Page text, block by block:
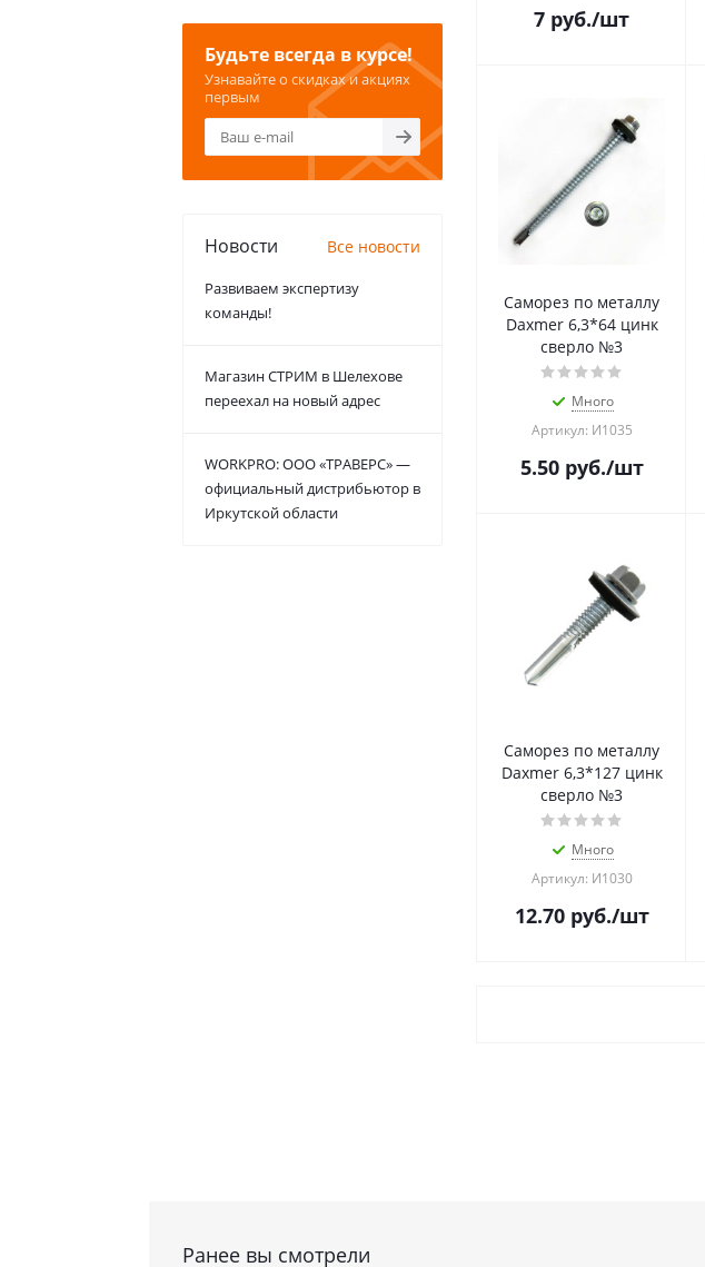
7 руб./шт
Саморез по металлу
Daxmer 6,3*64 цинк
сверло №3
Много
Артикул: И1035
5.50руб./шт
Саморез по металлу
Daxmer 6,3*127 цинк
сверло №3
Много
Артикул: И1030
12.70руб./шт
Будьте всегда в курсе!
Узнавайте о скидках и акциях
первым
Новости Все новости
Развиваем экспертизу
команды!
Магазин СТРИМ в Шелехове
переехал на новый адрес
WORKPRO: ООО «ТРАВЕРС» —
официальный дистрибьютор в
Иркутской области
Ранее вы смотрели